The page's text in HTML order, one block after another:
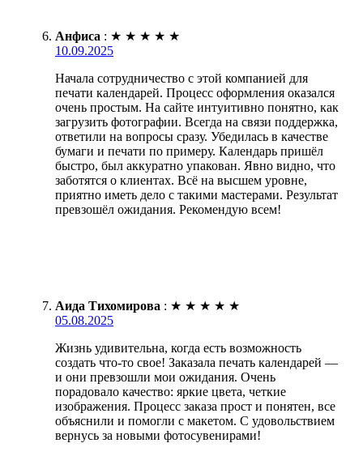
Анфиса : ★ ★ ★ ★ ★
10.09.2025
Начала сотрудничество с этой компанией для
печати календарей. Процесс оформления оказался
очень простым. На сайте интуитивно понятно, как
загрузить фотографии. Всегда на связи поддержка,
ответили на вопросы сразу. Убедилась в качестве
бумаги и печати по примеру. Календарь пришёл
быстро, был аккуратно упакован. Явно видно, что
заботятся о клиентах. Всё на высшем уровне,
приятно иметь дело с такими мастерами. Результат
превзошёл ожидания. Рекомендую всем!
Аида Тихомирова : ★ ★ ★ ★ ★
05.08.2025
Жизнь удивительна, когда есть возможность
создать что-то свое! Заказала печать календарей —
и они превзошли мои ожидания. Очень
порадовало качество: яркие цвета, четкие
изображения. Процесс заказа прост и понятен, все
объяснили и помогли с макетом. С удовольствием
вернусь за новыми фотосувенирами!